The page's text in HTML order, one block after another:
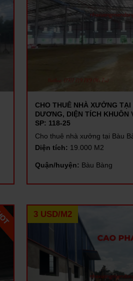
CHO THUÊ NHÀ XƯỞNG
DƯƠNG, DIỆN TÍCH KHUÔN
SP: 118-25
Cho thuê nhà xưởng tại Bàu
Diện tích: 19.000 M2
Quận/huyện: Bàu Bàng
3 USD/M2